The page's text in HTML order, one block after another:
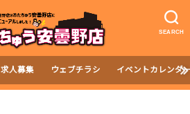
SEARCH
求人募集 ウェブチラシ イベントカレンダ